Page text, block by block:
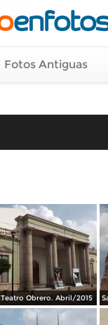
Fotos Antiguas
Teatro Obrero. Abril/2015